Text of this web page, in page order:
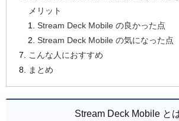
メリット
Stream Deck Mobile の良かった点
Stream Deck Mobile の気になった点
こんな人におすすめ
まとめ
Stream Deck Mobile と